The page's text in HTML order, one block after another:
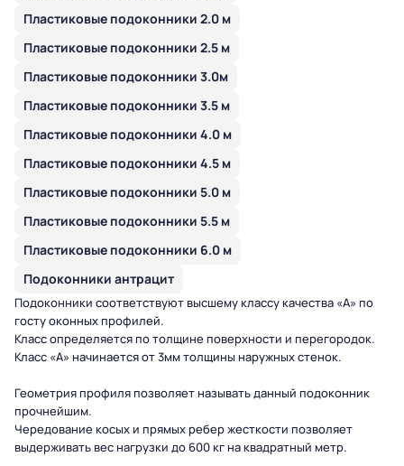
Пластиковые подоконники 2.0 м
Пластиковые подоконники 2.5 м
Пластиковые подоконники 3.0м
Пластиковые подоконники 3.5 м
Пластиковые подоконники 4.0 м
Пластиковые подоконники 4.5 м
Пластиковые подоконники 5.0 м
Пластиковые подоконники 5.5 м
Пластиковые подоконники 6.0 м
Подоконники антрацит
Подоконники соответствуют высшему классу качества «А» по
госту оконных профилей.
Класс определяется по толщине поверхности и перегородок.
Класс «А» начинается от 3мм толщины наружных стенок.
Геометрия профиля позволяет называть данный подоконник
прочнейшим.
Чередование косых и прямых ребер жесткости позволяет
выдерживать вес нагрузки до 600 кг на квадратный метр.